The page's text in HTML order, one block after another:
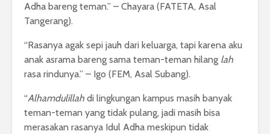
Adha bareng teman.” – Chayara (FATETA, Asal
Tangerang).
“Rasanya agak sepi jauh dari keluarga, tapi karena aku
anak asrama bareng sama teman-teman hilang lah
rasa rindunya.” – Igo (FEM, Asal Subang).
“Alhamdulillah di lingkungan kampus masih banyak
teman-teman yang tidak pulang, jadi masih bisa
merasakan rasanya Idul Adha meskipun tidak